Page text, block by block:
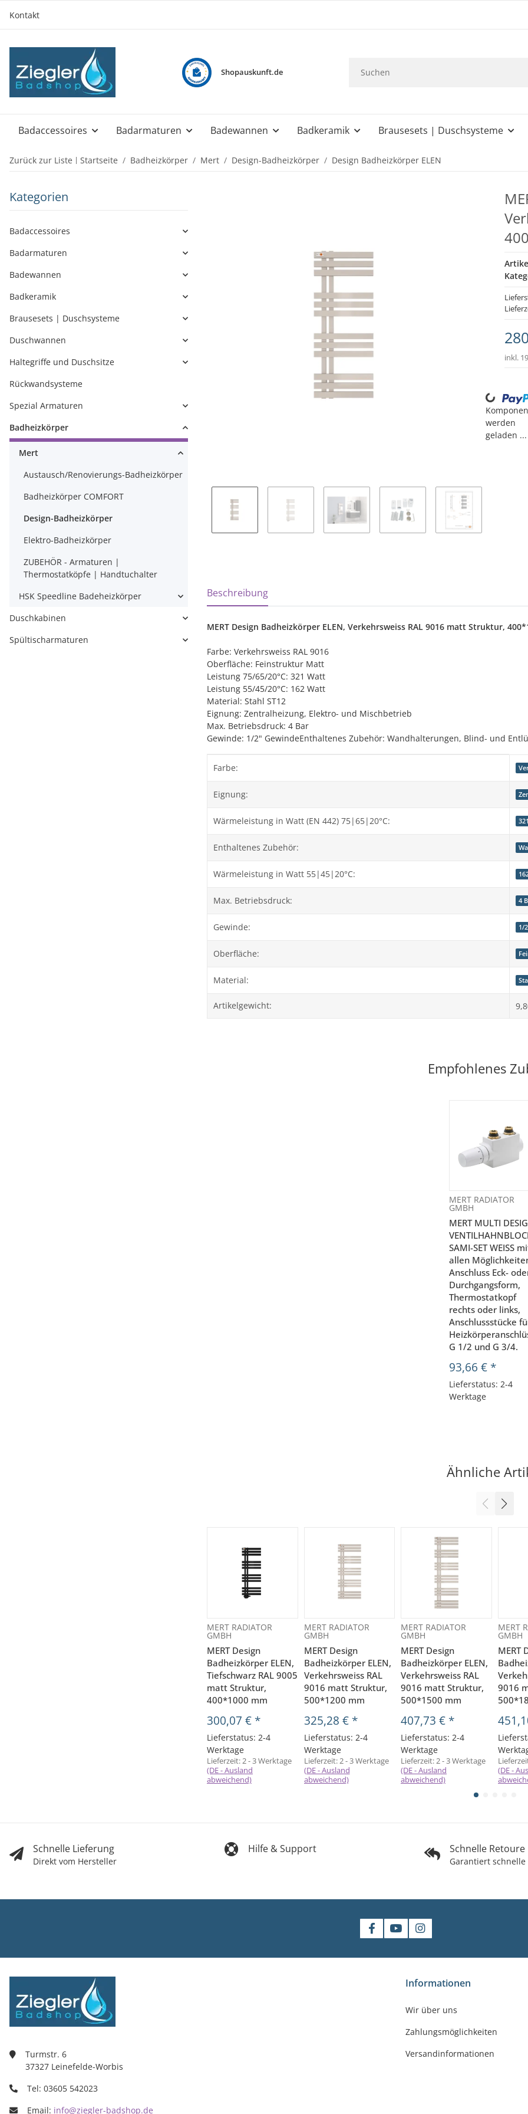
Kontakt
Shopauskunft.de
Badaccessoires Badarmaturen Badewannen Badkeramik Brausesets | Duschsysteme
Zurück zur Liste Startseite Badheizkörper Mert Design-Badheizkörper Design Badheizkörper ELEN
inkl.
werden
geladen ...
weitere Registerkarten anzeigen
Beschreibung
MERT Design Badheizkörper ELEN, Verkehrsweiss RAL 9016 matt Struktur,
Farbe: Verkehrsweiss RAL 9016
Oberfläche: Feinstruktur Matt
Leistung 75/65/20°C: 321 Watt
Leistung 55/45/20°C: 162 Watt
Material: Stahl ST12
Eignung: Zentralheizung, Elektro- und Mischbetrieb
Max. Betriebsdruck: 4 Bar
Gewinde: 1/2" GewindeEnthaltenes Zubehör: Wandhalterungen, Blind- und
Produkteigenschaft
Wert
Farbe:
Eignung:
Wärmeleistung in Watt (EN 442) 75|65|20°C:
Enthaltenes Zubehör:
Wärmeleistung in Watt 55|45|20°C:
Max. Betriebsdruck: 4
Gewinde: 1/
Oberfläche:
Material:
Artikelgewicht:
Empfohlenes
MERT RADIATOR
GMBH
MERT MULTI
SAMI-SET WEISS
allen
Anschluss Eck-
Durchgangsform,
Thermostatkopf
rechts oder links,
Anschlussstücke
G 1/2 und G 3/4.
93,66 € *
Lieferstatus: 2-4
Werktage
Ähnliche
MERT RADIATOR
GMBH
MERT Design
Badheizkörper ELEN,
Tiefschwarz RAL 9005
matt Struktur,
400*1000 mm
300,07 € *
Lieferstatus: 2-4
Werktage
Lieferzeit: 2 - 3 Werktage
(DE - Ausland
abweichend)
MERT RADIATOR
GMBH
MERT Design
Badheizkörper ELEN,
Verkehrsweiss RAL
9016 matt Struktur,
500*1200 mm
325,28 € *
Lieferstatus: 2-4
Werktage
Lieferzeit: 2 - 3 Werktage
(DE - Ausland
abweichend)
MERT RADIATOR
GMBH
MERT Design
Badheizkörper ELEN,
Verkehrsweiss RAL
9016 matt Struktur,
500*1500 mm
407,73 € *
Lieferstatus: 2-4
Werktage
Lieferzeit: 2 - 3 Werktage
(DE - Ausland
abweichend)
MERT
GMBH
MERT
9016
(DE -
Kategorien
Badaccessoires
Badarmaturen
Badewannen
Badkeramik
Brausesets | Duschsysteme
Duschwannen
Haltegriffe und Duschsitze
Rückwandsysteme
Spezial Armaturen
Badheizkörper
Mert
Austausch/Renovierungs-Badheizkörper
Badheizkörper COMFORT
Design-Badheizkörper
Elektro-Badheizkörper
ZUBEHÖR - Armaturen |
Thermostatköpfe | Handtuchalter
HSK Speedline Badeheizkörper
Duschkabinen
Spültischarmaturen
Schnelle Lieferung
Direkt vom Hersteller
Hilfe & Support Schnelle Retoure
Garantiert
Turmstr. 6
37327 Leinefelde-Worbis
Tel: 03605 542023
Email: info@ziegler-badshop.de
Informationen
Wir über uns
Zahlungsmöglichkeiten
Versandinformationen